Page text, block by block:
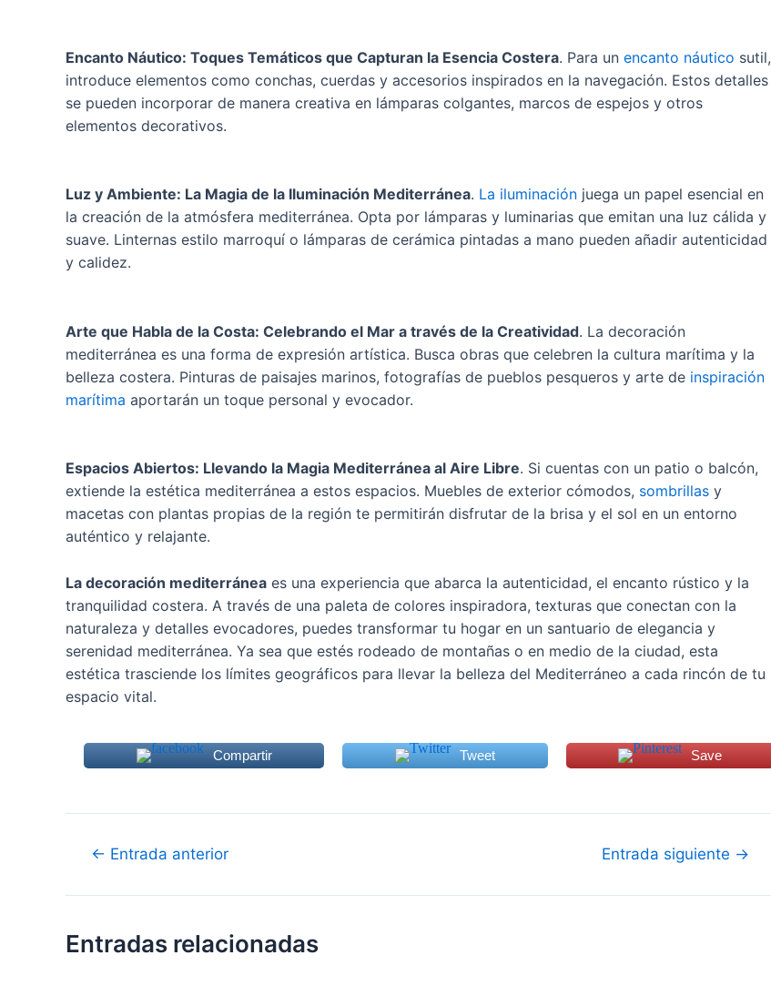
Encanto Náutico: Toques Temáticos que Capturan la Esencia Costera. Para un encanto náutico sutil,
introduce elementos como conchas, cuerdas y accesorios inspirados en la navegación. Estos detalles
se pueden incorporar de manera creativa en lámparas colgantes, marcos de espejos y otros
elementos decorativos.
Luz y Ambiente: La Magia de la Iluminación Mediterránea. La iluminación juega un papel esencial en
la creación de la atmósfera mediterránea. Opta por lámparas y luminarias que emitan una luz cálida y
suave. Linternas estilo marroquí o lámparas de cerámica pintadas a mano pueden añadir autenticidad
y calidez.
Arte que Habla de la Costa: Celebrando el Mar a través de la Creatividad. La decoración
mediterránea es una forma de expresión artística. Busca obras que celebren la cultura marítima y la
belleza costera. Pinturas de paisajes marinos, fotografías de pueblos pesqueros y arte de inspiración
marítima aportarán un toque personal y evocador.
Espacios Abiertos: Llevando la Magia Mediterránea al Aire Libre. Si cuentas con un patio o balcón,
extiende la estética mediterránea a estos espacios. Muebles de exterior cómodos, sombrillas y
macetas con plantas propias de la región te permitirán disfrutar de la brisa y el sol en un entorno
auténtico y relajante.
La decoración mediterránea es una experiencia que abarca la autenticidad, el encanto rústico y la
tranquilidad costera. A través de una paleta de colores inspiradora, texturas que conectan con la
naturaleza y detalles evocadores, puedes transformar tu hogar en un santuario de elegancia y
serenidad mediterránea. Ya sea que estés rodeado de montañas o en medio de la ciudad, esta
estética trasciende los límites geográficos para llevar la belleza del Mediterráneo a cada rincón de tu
espacio vital.
Compartir Tweet Save
Navegación
entradas
← Entrada anterior Entrada siguiente →
Entradas relacionadas